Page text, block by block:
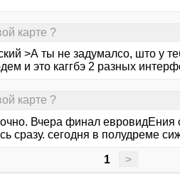
карте ?
>А ты не задумалсо, што у
и это каггбэ 2 разных
карте ?
Вчера финал евровидЕния
сразу. сегодня в полудреме
1 >